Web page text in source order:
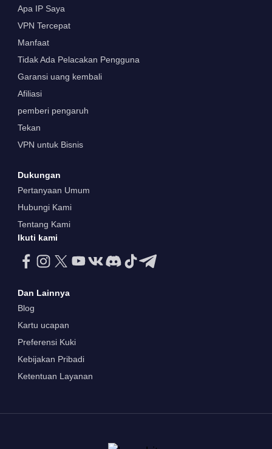
Apa IP Saya
VPN Tercepat
Manfaat
Tidak Ada Pelacakan Pengguna
Garansi uang kembali
Afiliasi
pemberi pengaruh
Tekan
VPN untuk Bisnis
Dukungan
Pertanyaan Umum
Hubungi Kami
Tentang Kami
Ikuti kami
Dan Lainnya
Blog
Kartu ucapan
Preferensi Kuki
Kebijakan Pribadi
Ketentuan Layanan